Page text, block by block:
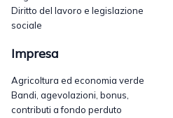
Diritto del lavoro e legislazione
sociale
Impresa
Agricoltura ed economia verde
Bandi, agevolazioni, bonus,
contributi a fondo perduto